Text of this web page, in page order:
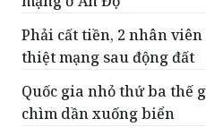
thiệt mạng sau động đất
Quốc gia nhỏ thứ ba thế
chìm dần xuống biển
Ba con sư tử tại vườn
sốc nhiệt